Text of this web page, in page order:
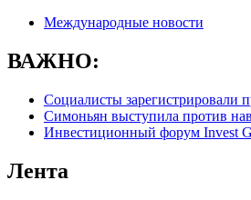
Международные новости
ВАЖНО:
Социалисты зарегистрировали
Симоньян выступила против
Инвестиционный форум Invest
Лента